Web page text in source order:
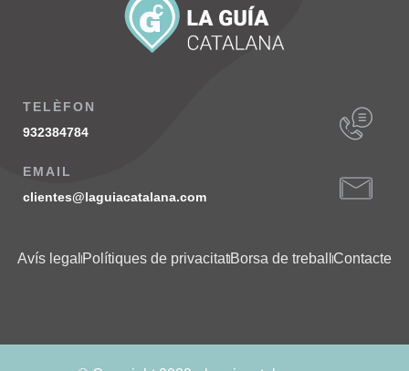
TELÈFON
932384784
EMAIL
clientes@laguiacatalana.com
Avís legal Polítiques de privacitatBorsa de treball Contacte